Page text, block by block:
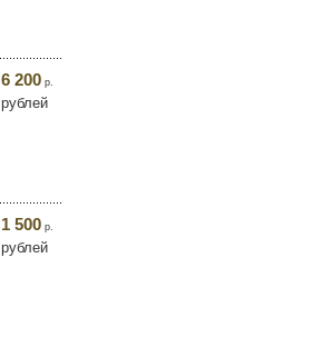
6 200 р.
рублей
1 500 р.
рублей